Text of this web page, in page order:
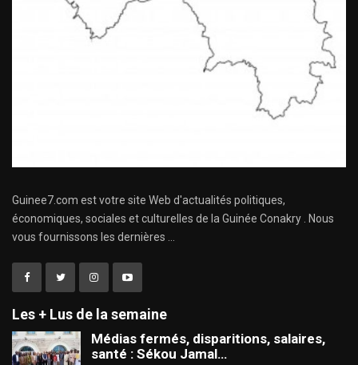
Guinee7.com est votre site Web d'actualités politiques,
économiques, sociales et culturelles de la Guinée Conakry . Nous
vous fournissons les dernières ...
Les + Lus de la semaine
Médias fermés, disparitions, salaires,
santé : Sékou Jamal…